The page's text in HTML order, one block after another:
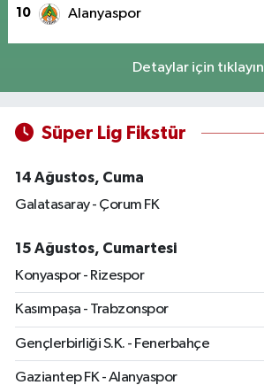
10 Alanyaspor
Detaylar için tıklayın
Süper Lig Fikstür
14 Ağustos, Cuma
Galatasaray - Çorum FK
15 Ağustos, Cumartesi
Konyaspor - Rizespor
Kasımpaşa - Trabzonspor
Gençlerbirliği S.K. - Fenerbahçe
Gaziantep FK - Alanyaspor